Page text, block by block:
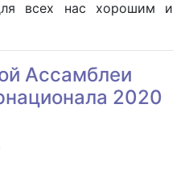
всех нас хорошим и
Ассамблеи
2020